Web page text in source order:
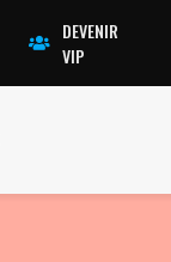
DEVENIR
VIP